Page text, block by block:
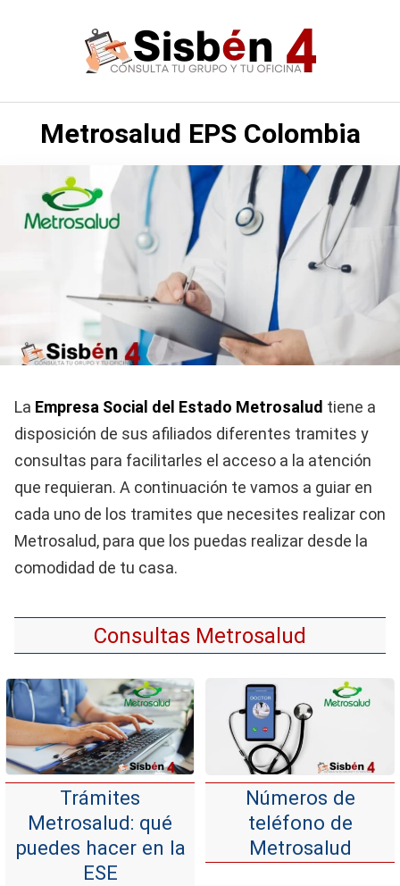
Metrosalud EPS Colombia
La Empresa Social del Estado Metrosalud tiene a
disposición de sus afiliados diferentes tramites y
consultas para facilitarles el acceso a la atención
que requieran. A continuación te vamos a guiar en
cada uno de los tramites que necesites realizar con
Metrosalud, para que los puedas realizar desde la
comodidad de tu casa.
Consultas Metrosalud
Trámites
Metrosalud: qué
puedes hacer en la
ESE
Números de
teléfono de
Metrosalud